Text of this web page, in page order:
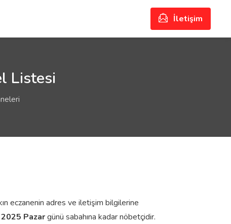
İletişim
Listesi
eczanenin adres ve iletişim bilgilerine
Pazargünü sabahına kadar nöbetçidir.